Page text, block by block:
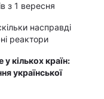
з 1 вересня
насправді
реактори
кількох країн:
української